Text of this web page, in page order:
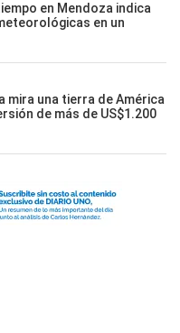
en Mendoza indica
en un
mira una tierra de América
de más de US$1.200